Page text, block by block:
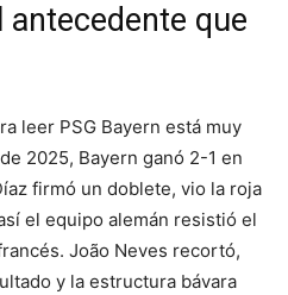
antecedente que
leer PSG Bayern está muy
2025, Bayern ganó 2-1 en
firmó un doblete, vio la roja
el equipo alemán resistió el
João Neves recortó,
y la estructura bávara